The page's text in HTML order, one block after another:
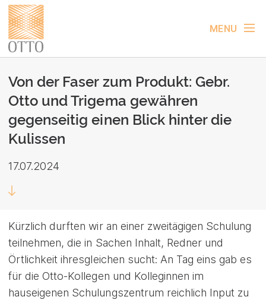
MENU
Von der Faser zum Produkt: Gebr.
Otto und Trigema gewähren
gegenseitig einen Blick hinter die
Kulissen
17.07.2024
Kürzlich durften wir an einer zweitägigen Schulung
teilnehmen, die in Sachen Inhalt, Redner und
Örtlichkeit ihresgleichen sucht: An Tag eins gab es
für die Otto-Kollegen und Kolleginnen im
hauseigenen Schulungszentrum reichlich Input zu